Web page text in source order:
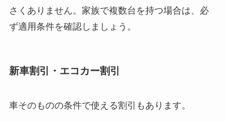
さくありません。家族で複数台を持つ場合は、必
ず適用条件を確認しましょう。
新車割引・エコカー割引
車そのものの条件で使える割引もあります。